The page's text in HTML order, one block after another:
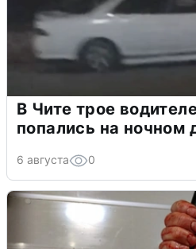
В Чите трое
попались на ночном
6 августа 0